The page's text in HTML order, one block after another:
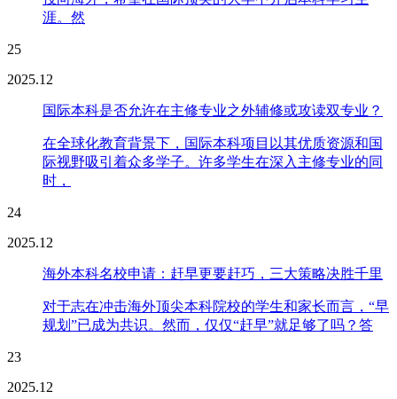
涯。然
25
2025.12
国际本科是否允许在主修专业之外辅修或攻读双专业？
在全球化教育背景下，国际本科项目以其优质资源和国
际视野吸引着众多学子。许多学生在深入主修专业的同
时，
24
2025.12
海外本科名校申请：赶早更要赶巧，三大策略决胜千里
对于志在冲击海外顶尖本科院校的学生和家长而言，“早
规划”已成为共识。然而，仅仅“赶早”就足够了吗？答
23
2025.12